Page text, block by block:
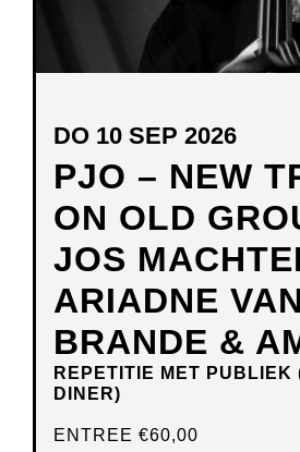
PJO – NEW
ON OLD
JOS
ARIADNE
BRANDE &
REPETITIE MET PUBLIEK
DINER)
DO 10 SEP 2026
ENTREE €60,00